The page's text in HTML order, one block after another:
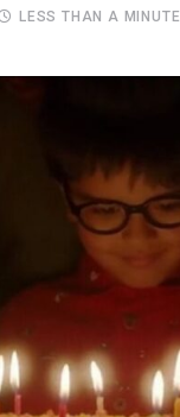
LESS THAN A MINUTE